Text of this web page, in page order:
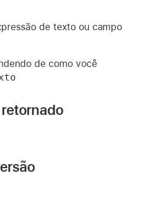
de texto ou campo
de como você